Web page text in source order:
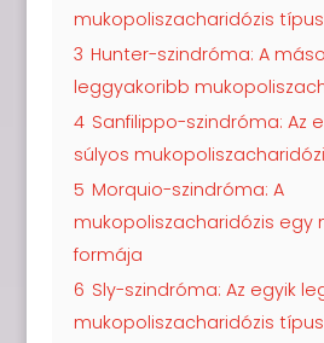
mukopoliszacharidózis típus
3 Hunter-szindróma: A
leggyakoribb
4 Sanfilippo-szindróma: Az
súlyos
5 Morquio-szindróma: A
mukopoliszacharidózis egy
formája
6 Sly-szindróma: Az egyik
mukopoliszacharidózis típus